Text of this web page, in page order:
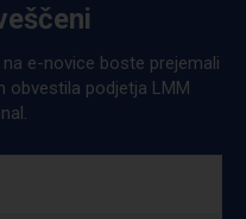
e-novice boste prejemali
obvestila podjetja LMM